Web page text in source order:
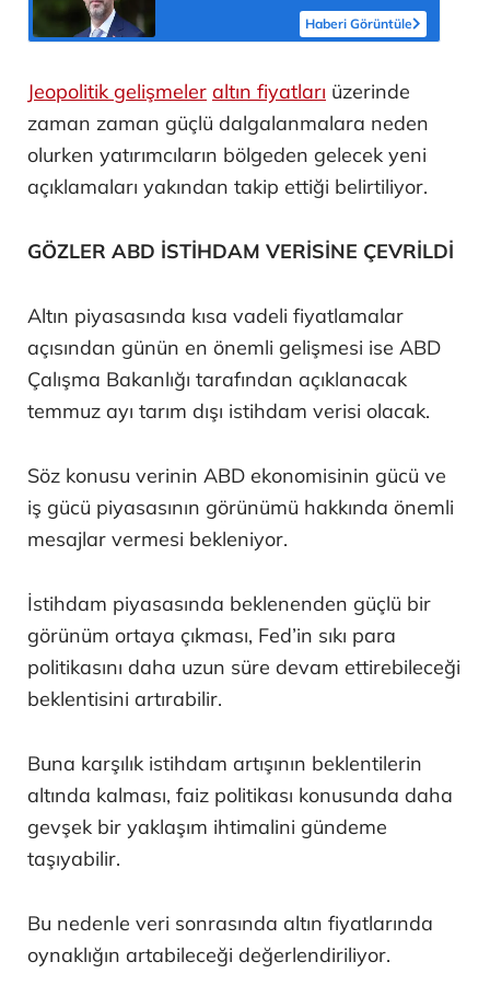
Haberi Görüntüle
Jeopolitik gelişmeler altın fiyatları üzerinde
zaman zaman güçlü dalgalanmalara neden
olurken yatırımcıların bölgeden gelecek yeni
açıklamaları yakından takip ettiği belirtiliyor.
GÖZLER ABD İSTİHDAM VERİSİNE ÇEVRİLDİ
Altın piyasasında kısa vadeli fiyatlamalar
açısından günün en önemli gelişmesi ise ABD
Çalışma Bakanlığı tarafından açıklanacak
temmuz ayı tarım dışı istihdam verisi olacak.
Söz konusu verinin ABD ekonomisinin gücü ve
iş gücü piyasasının görünümü hakkında önemli
mesajlar vermesi bekleniyor.
İstihdam piyasasında beklenenden güçlü bir
görünüm ortaya çıkması, Fed’in sıkı para
politikasını daha uzun süre devam ettirebileceği
beklentisini artırabilir.
Buna karşılık istihdam artışının beklentilerin
altında kalması, faiz politikası konusunda daha
gevşek bir yaklaşım ihtimalini gündeme
taşıyabilir.
Bu nedenle veri sonrasında altın fiyatlarında
oynaklığın artabileceği değerlendiriliyor.